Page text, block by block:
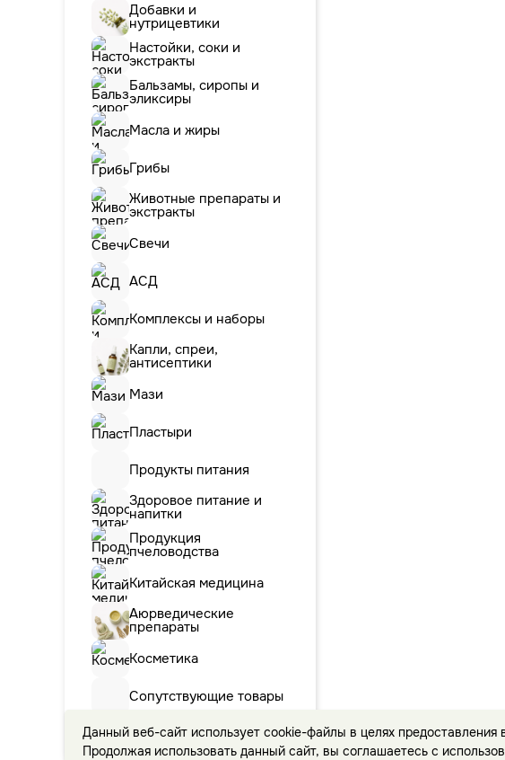
Данный веб-сайт использует cookie-файлы в целях
Продолжая использовать данный сайт, вы соглашаетесь с
Добавки и
нутрицевтики
Настойки, соки и
экстракты
Бальзамы, сиропы и
эликсиры
Масла и жиры
Грибы
Животные препараты и
экстракты
Свечи
АСД
Комплексы и наборы
Капли, спреи,
антисептики
Мази
Пластыри
Продукты питания
Здоровое питание и
напитки
Продукция
пчеловодства
Китайская медицина
Аюрведические
препараты
Косметика
Сопутствующие товары
Бытовая химия и
средства для уборки